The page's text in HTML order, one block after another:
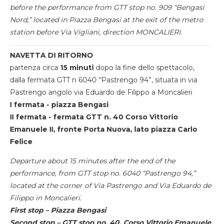
before the performance from GTT stop no. 909 “Bengasi
Nord,” located in Piazza Bengasi at the exit of the metro
station before Via Vigliani, direction MONCALIERI.
NAVETTA DI RITORNO
partenza circa 15 minuti dopo la fine dello spettacolo,
dalla fermata GTT n 6040 “Pastrengo 94”, situata in via
Pastrengo angolo via Eduardo de Filippo a Moncalieri
I fermata - piazza Bengasi
II fermata - fermata GTT n. 40 Corso Vittorio
Emanuele II, fronte Porta Nuova, lato piazza Carlo
Felice
Departure about 15 minutes after the end of the
performance, from GTT stop no. 6040 “Pastrengo 94,”
located at the corner of Via Pastrengo and Via Eduardo de
Filippo in Moncalieri.
First stop – Piazza Bengasi